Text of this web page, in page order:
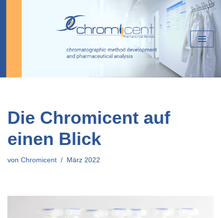
Die Chromicent auf
einen Blick
von Chromicent März 2022